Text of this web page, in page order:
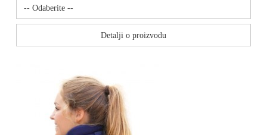
Detalji o proizvodu